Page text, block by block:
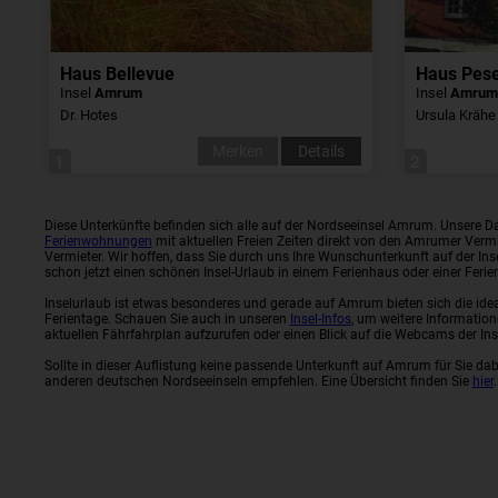
Haus Bellevue
Insel Amrum
Dr. Hotes
Details
Haus
Insel Amrum
Ursula Krähe
Diese Unterkünfte befinden sich alle auf der Nordseeinsel Amrum. Unsere
Ferienwohnungen mit aktuellen Freien Zeiten direkt von den Amrumer
Vermieter. Wir hoffen, dass Sie durch uns Ihre Wunschunterkunft auf der
schon jetzt einen schönen Insel-Urlaub in einem Ferienhaus oder einer
Inselurlaub ist etwas besonderes und gerade auf Amrum bieten sich die
Ferientage. Schauen Sie auch in unseren Insel-Infos , um weitere
aktuellen Fährfahrplan aufzurufen oder einen Blick auf die Webcams der
Sollte in dieser Auflistung keine passende Unterkunft auf Amrum für Sie
anderen deutschen Nordseeinseln empfehlen. Eine Übersicht finden Sie hier.